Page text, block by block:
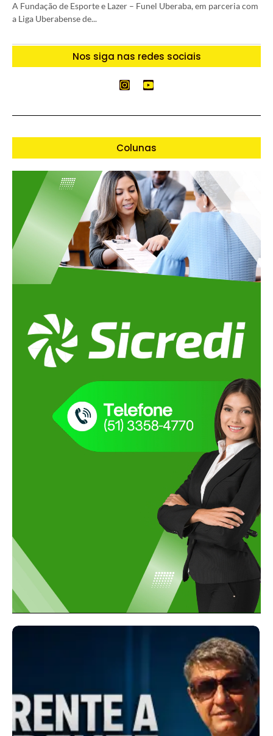
A Fundação de Esporte e Lazer – Funel Uberaba, em parceria com
a Liga Uberabense de...
Nos siga nas redes sociais
Colunas